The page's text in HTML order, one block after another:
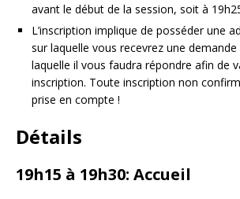
avant le début de la session, soit à
L’inscription implique de posséder une
sur laquelle vous recevrez une
laquelle il vous faudra répondre afin de
inscription. Toute inscription non
prise en compte !
Détails
19h15 à 19h30: Accueil